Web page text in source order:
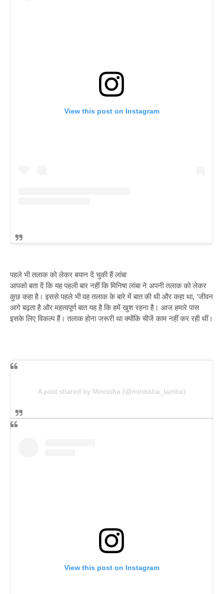
View this post on Instagram
पहले भी तलाक को लेकर बयान दें चुकी हैं लांबा
आपको बता दें कि यह पहली बार नहीं कि मिनिषा लांबा ने अपनी तलाक को लेकर
कुछ कहा है। इससे पहले भी वह तलाक के बारे में बात की थी और कहा था, 'जीवन
आगे बढ़ता है और महत्वपूर्ण बात यह है कि हमें खुश रहना है। आज हमारे पास
इसके लिए विकल्प हैं। तलाक होना जरूरी था क्योंकि चीजें काम नहीं कर रही थीं।
A post shared by Minissha (@minissha_lamba)
View this post on Instagram